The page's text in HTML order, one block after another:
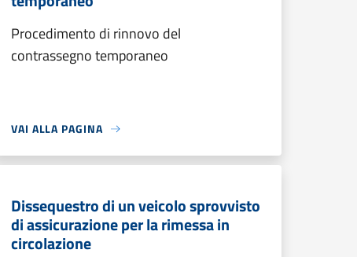
Procedimento di rinnovo del
contrassegno temporaneo
VAI ALLA PAGINA
Dissequestro di un veicolo sprovvisto
di assicurazione per la rimessa in
circolazione